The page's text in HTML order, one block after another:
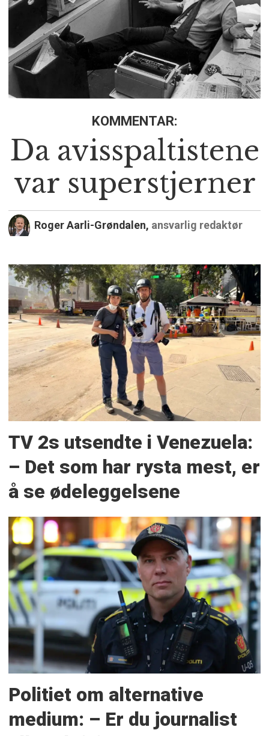
KOMMENTAR:
Da avisspaltistene
var superstjerner
Roger Aarli-Grøndalen, ansvarlig redaktør
TV 2s utsendte i Venezuela:
– Det som har rysta mest, er
å se ødeleggelsene
Politiet om alternative
medium: – Er du journalist